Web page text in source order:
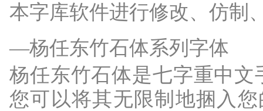
本字库软件进行修改、仿制
—杨任东竹石体系列字体
杨任东竹石体是七字重中
您可以将其无限制地捆入